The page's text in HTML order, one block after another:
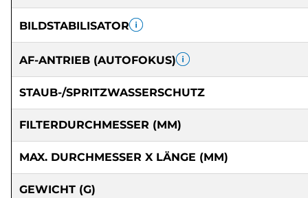
BILDSTABILISATOR
AF-ANTRIEB (AUTOFOKUS)
STAUB-/SPRITZWASSERSCHUTZ
FILTERDURCHMESSER (MM)
MAX. DURCHMESSER X LÄNGE (MM)
GEWICHT (G)